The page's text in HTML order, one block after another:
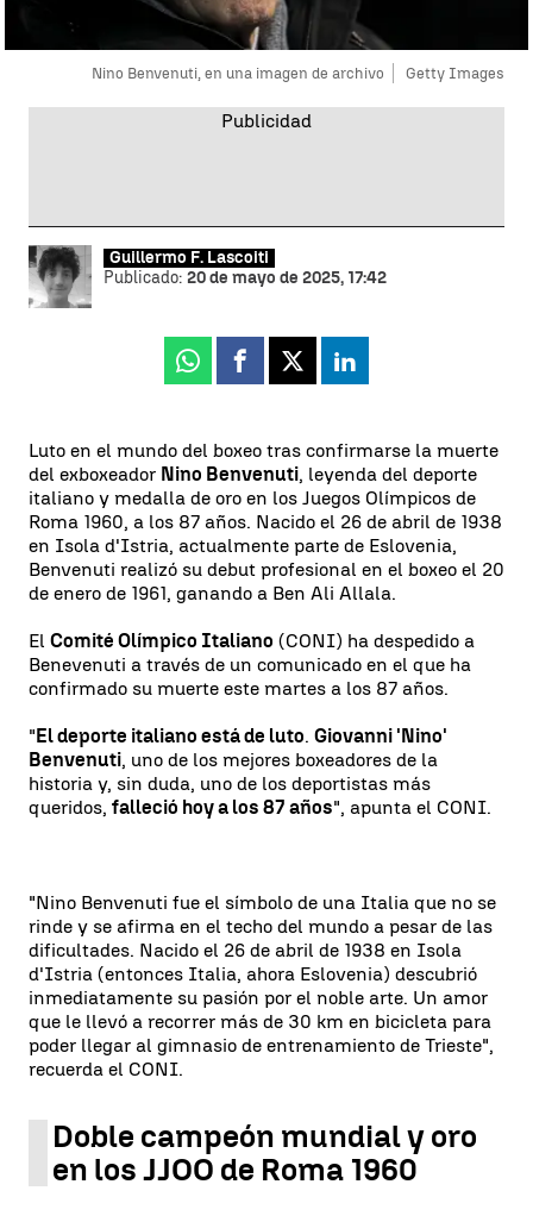
Nino Benvenuti, en una imagen de archivo Getty Images
Guillermo F. Lascoiti
Publicado: 20 de mayo de 2025, 17:42
Whatsapp
Facebook
X Linkedin
Luto en el mundo del boxeo tras confirmarse la muerte
del exboxeador Nino Benvenuti, leyenda del deporte
italiano y medalla de oro en los Juegos Olímpicos de
Roma 1960, a los 87 años. Nacido el 26 de abril de 1938
en Isola d'Istria, actualmente parte de Eslovenia,
Benvenuti realizó su debut profesional en el boxeo el 20
de enero de 1961, ganando a Ben Ali Allala.
El Comité Olímpico Italiano (CONI) ha despedido a
Benevenuti a través de un comunicado en el que ha
confirmado su muerte este martes a los 87 años.
"El deporte italiano está de luto. Giovanni 'Nino'
Benvenuti, uno de los mejores boxeadores de la
historia y, sin duda, uno de los deportistas más
queridos, falleció hoy a los 87 años", apunta el CONI.
"Nino Benvenuti fue el símbolo de una Italia que no se
rinde y se afirma en el techo del mundo a pesar de las
dificultades. Nacido el 26 de abril de 1938 en Isola
d'Istria (entonces Italia, ahora Eslovenia) descubrió
inmediatamente su pasión por el noble arte. Un amor
que le llevó a recorrer más de 30 km en bicicleta para
poder llegar al gimnasio de entrenamiento de Trieste",
recuerda el CONI.
Doble campeón mundial y oro
en los JJOO de Roma 1960